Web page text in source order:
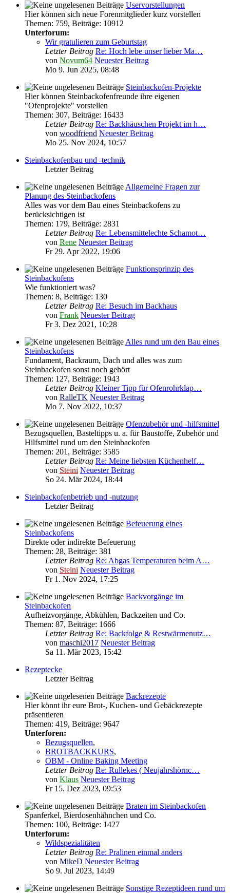
Uservorstellungen
Hier können sich neue Forenmitglieder kurz vorstellen
Themen: 759, Beiträge: 10912
Unterforum:
Wir gratulieren zum Geburtstag
Letzter Beitrag Re: Hoch lebe unser lieber Ma…
von Novum64 Neuester Beitrag
Mo 9. Jun 2025, 08:48
Steinbackofen-Projekte
Hier können Steinbackofenfreunde ihre eigenen
"Ofenprojekte" vorstellen
Themen: 307, Beiträge: 16433
Letzter Beitrag Re: Backhäuschen Projekt im h…
von woodfriend Neuester Beitrag
Mo 25. Nov 2024, 10:57
Steinbackofenbau und -technik
Letzter Beitrag
Allgemeine Fragen zur
Planung des Steinbackofens
Alles was vor dem Bau eines Steinbackofens zu
berücksichtigen ist
Themen: 179, Beiträge: 2831
Letzter Beitrag Re: Lebensmittelechte Schamot…
von Rene Neuester Beitrag
Fr 29. Apr 2022, 19:06
Funktionsprinzip des
Steinbackofens
Wie funktioniert was?
Themen: 8, Beiträge: 130
Letzter Beitrag Re: Besuch im Backhaus
von Frank Neuester Beitrag
Fr 3. Dez 2021, 10:28
Alles rund um den Bau eines
Steinbackofens
Fundament, Backraum, Dach und alles was zum
Steinbackofen sonst noch gehört
Themen: 127, Beiträge: 1943
Letzter Beitrag Kleiner Tipp für Ofenrohrklap…
von RalleTK Neuester Beitrag
Mo 7. Nov 2022, 10:37
Ofenzubehör und -hilfsmittel
Bezugsquellen, Basteltipps u. a. für Baustoffe, Zubehör und
Hilfsmittel rund um den Steinbackofen
Themen: 201 , Beiträge: 3585
Letzter Beitrag Re: Meine liebsten Küchenhelf…
von Steini Neuester Beitrag
So 24. Mär 2024, 18:44
Steinbackofenbetrieb und -nutzung
Letzter Beitrag
Befeuerung eines
Steinbackofens
Direkte oder indirekte Befeuerung
Themen: 28, Beiträge: 381
Letzter Beitrag Re: Abgas Temperaturen beim A…
von Steini Neuester Beitrag
Fr 1. Nov 2024, 17:25
Backvorgänge im
Steinbackofen
Aufheizvorgänge, Abkühlen, Backzeiten und Co.
Themen: 87, Beiträge: 1666
Letzter Beitrag Re: Backfolge & Restwärmenutz…
von maschi2017 Neuester Beitrag
Sa 11. Mär 2023, 15:42
Rezeptecke
Letzter Beitrag
Backrezepte
Hier könnt ihr eure Brot-, Kuchen- und Gebäckrezepte
präsentieren
Themen: 419, Beiträge: 9647
Unterforen:
Bezugsquellen,
BROTBACKKURS,
OBM - Online Baking Meeting
Letzter Beitrag Re: Rullekes ( Neujahrshörnc…
von Klaus Neuester Beitrag
Fr 15. Dez 2023, 09:53
Braten im Steinbackofen
Spanferkel, Bierdosenhähnchen und Co.
Themen: 100, Beiträge: 1427
Unterforum:
Wildspezialitäten
Letzter Beitrag Re: Pralinen einmal anders
von MikeD Neuester Beitrag
So 9. Jul 2023, 14:49
Sonstige Rezeptideen rund um